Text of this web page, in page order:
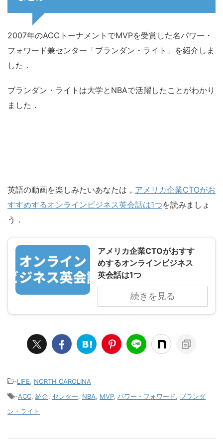
2007年のACCトーナメントでMVPを受賞した名パワー・
フォワード兼センター「ブランダン・ライト」を紹介しま
した．
ブランダン・ライトは大学とNBAで活躍したことがわかり
ました．
英語の動画を楽しみたいあなたは， アメリカ企業CTOがお
すすめするオンラインビジネス英会話は1つを読みましょ
う．
アメリカ企業CTOがおすす
めするオンラインビジネス
英会話は1つ
続きを見る
-LIFE
NORTH CAROLINA
-ACC 紹介 センター NBA MVP, パワー・フォワード
ブランダ
ン・ライト